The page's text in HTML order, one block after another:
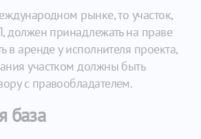
рынке, то участок,
должен принадлежать на праве
в аренде у исполнителя проекта,
участком должны быть
с правообладателем.
база